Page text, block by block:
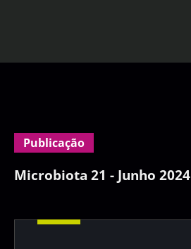
Publicação
Microbiota 21 - Junho 2024